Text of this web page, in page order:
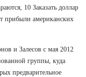
10 Заказать доллар
прибыли американских
и Залесов с мая 2012
группы, куда
предварительное